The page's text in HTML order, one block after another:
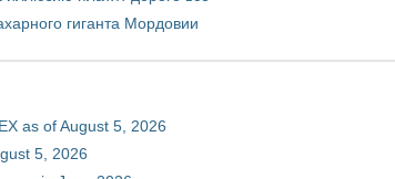
гиганта Мордовии
as of August 5, 2026
5, 2026